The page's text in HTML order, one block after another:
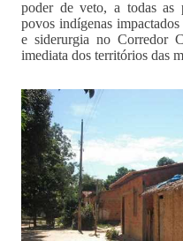
poder de veto, a todas as
povos indígenas
e siderurgia no Corredor
imediata dos territórios das